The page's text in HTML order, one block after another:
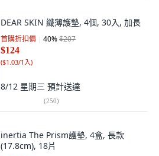
DEAR SKIN 纖薄護墊, 4個, 30入, 加長
首購折扣價 40%$207
$124
($1.03/1入)
8/12 星期三 預計送達
(250)
inertia The Prism護墊, 4盒, 長款
(17.8cm), 18片